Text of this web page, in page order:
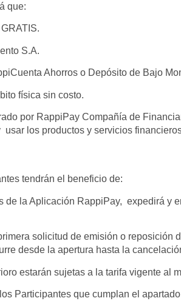
que:
S.A.
Ahorros o Depósito de Bajo
física sin costo.
por RappiPay Compañía de
los productos y servicios
tendrán el beneficio de:
de la Aplicación RappiPay, expedirá y
solicitud de emisión o reposición
desde la apertura hasta la
estarán sujetas a la tarifa vigente al
Participantes que cumplan el